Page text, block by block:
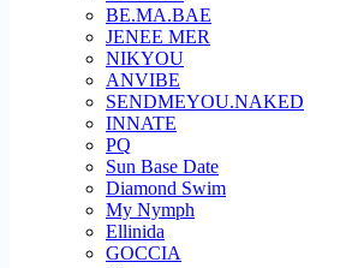
BE.MA.BAE
JENEE MER
NIKYOU
ANVIBE
SENDMEYOU.NAKED
INNATE
PQ
Sun Base Date
Diamond Swim
My Nymph
Ellinida
GOCCIA